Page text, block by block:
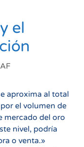
el
aproxima al total
el volumen de
mercado del oro
nivel, podría
o venta.»